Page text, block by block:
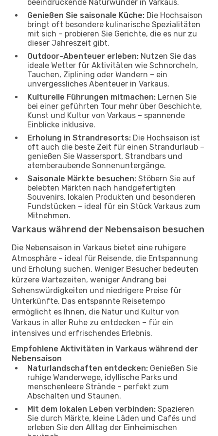
beeindruckende Naturwunder in Varkaus.
Genießen Sie saisonale Küche: Die Hochsaison
bringt oft besondere kulinarische Spezialitäten
mit sich – probieren Sie Gerichte, die es nur zu
dieser Jahreszeit gibt.
Outdoor-Abenteuer erleben: Nutzen Sie das
ideale Wetter für Aktivitäten wie Schnorcheln,
Tauchen, Ziplining oder Wandern – ein
unvergessliches Abenteuer in Varkaus.
Kulturelle Führungen mitmachen: Lernen Sie
bei einer geführten Tour mehr über Geschichte,
Kunst und Kultur von Varkaus – spannende
Einblicke inklusive.
Erholung in Strandresorts: Die Hochsaison ist
oft auch die beste Zeit für einen Strandurlaub –
genießen Sie Wassersport, Strandbars und
atemberaubende Sonnenuntergänge.
Saisonale Märkte besuchen: Stöbern Sie auf
belebten Märkten nach handgefertigten
Souvenirs, lokalen Produkten und besonderen
Fundstücken – ideal für ein Stück Varkaus zum
Mitnehmen.
Varkaus während der Nebensaison besuchen
Die Nebensaison in Varkaus bietet eine ruhigere
Atmosphäre – ideal für Reisende, die Entspannung
und Erholung suchen. Weniger Besucher bedeuten
kürzere Wartezeiten, weniger Andrang bei
Sehenswürdigkeiten und niedrigere Preise für
Unterkünfte. Das entspannte Reisetempo
ermöglicht es Ihnen, die Natur und Kultur von
Varkaus in aller Ruhe zu entdecken – für ein
intensives und erfrischendes Erlebnis.
Empfohlene Aktivitäten in Varkaus während der
Nebensaison
Naturlandschaften entdecken: Genießen Sie
ruhige Wanderwege, idyllische Parks und
menschenleere Strände – perfekt zum
Abschalten und Staunen.
Mit dem lokalen Leben verbinden: Spazieren
Sie durch Märkte, kleine Läden und Cafés und
erleben Sie den Alltag der Einheimischen